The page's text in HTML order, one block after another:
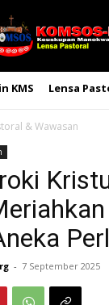
KMS Lensa
& Wawasan
- 7 September 2025